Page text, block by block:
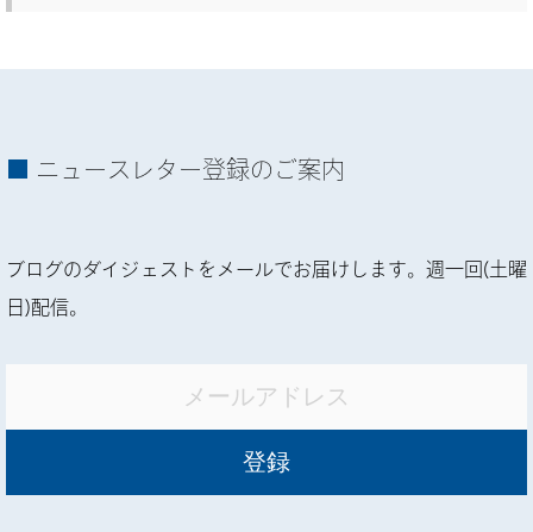
ニュースレター登録のご案内
ブログのダイジェストをメールでお届けします。週一回(土曜
日)配信。